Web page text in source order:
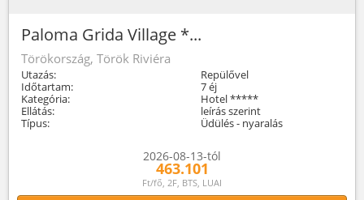
Paloma Grida Village *...
Törökország, Török Riviéra
Utazás:
Repülővel
Időtartam:
7 éj
Kategória:
Hotel *****
Ellátás:
leírás szerint
Típus:
Üdülés - nyaralás
2026-08-13-tól
463.101
Ft/fő, 2F, BTS, LUAI